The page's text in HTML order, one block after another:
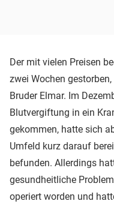
Der mit vielen Preisen
zwei Wochen
Bruder Elmar. Im
Blutvergiftung in ein
gekommen, hatte sich
Umfeld kurz darauf
befunden. Allerdings
gesundheitliche
operiert worden und